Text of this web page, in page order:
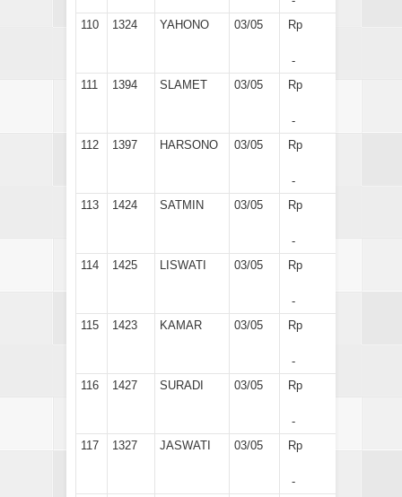
110
1324 YAHONO 03/05 Rp
-
111
1394 SLAMET 03/05 Rp
-
112
1397 HARSONO 03/05 Rp
-
113
1424 SATMIN 03/05 Rp
-
114
1425 LISWATI 03/05 Rp
-
115
1423 KAMAR 03/05 Rp
-
116
1427 SURADI 03/05 Rp
-
117
1327 JASWATI 03/05 Rp
-